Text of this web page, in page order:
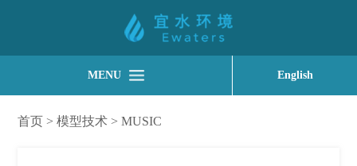
MENU English
首页 >模型技术 >MUSIC